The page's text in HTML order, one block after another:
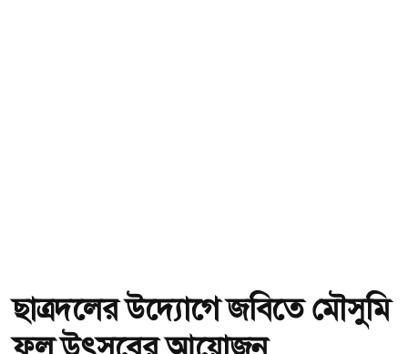
ছাত্রদলের উদ্যোগে জবিতে মৌসুমি